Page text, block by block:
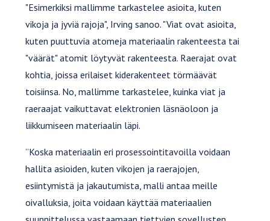
"Esimerkiksi mallimme tarkastelee asioita, kuten
vikoja ja jyviä rajoja", Irving sanoo. "Viat ovat asioita,
kuten puuttuvia atomeja materiaalin rakenteesta tai
"väärät" atomit löytyvät rakenteesta. Raerajat ovat
kohtia, joissa erilaiset kiderakenteet törmäävät
toisiinsa. No, mallimme tarkastelee, kuinka viat ja
raeraajat vaikuttavat elektronien läsnäoloon ja
liikkumiseen materiaalin läpi.
”Koska materiaalin eri prosessointitavoilla voidaan
hallita asioiden, kuten vikojen ja raerajojen,
esiintymistä ja jakautumista, malli antaa meille
oivalluksia, joita voidaan käyttää materiaalien